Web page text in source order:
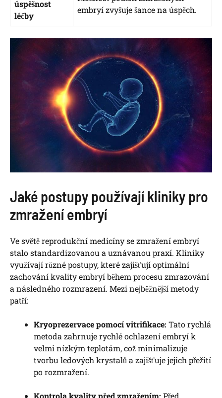
úspěšnost
léčby
embryí zvyšuje šance na úspěch.
Jaké postupy používají kliniky pro
zmražení embryí
Ve světě reprodukční medicíny se zmražení embryí
stalo standardizovanou a uznávanou praxí. Kliniky
využívají různé postupy, které zajišťují optimální
zachování kvality embryí během procesu zmrazování
a následného rozmrazení. Mezi nejběžnější metody
patří:
Kryoprezervace pomocí vitrifikace: Tato rychlá
metoda zahrnuje rychlé ochlazení embryí k
velmi nízkým teplotám, což minimalizuje
tvorbu ledových krystalů a zajišťuje jejich přežití
po rozmražení.
Kontrola kvality před zmražením: Před